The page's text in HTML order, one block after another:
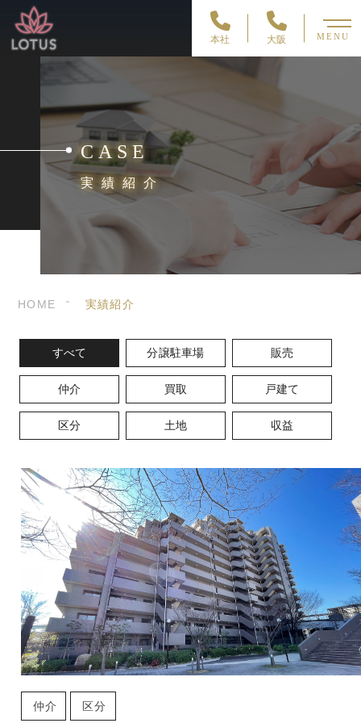
本社 大阪 MENU
CASE
実績紹介
HOME 実績紹介
すべて 分譲駐車場 販売
仲介 買取 戸建て
区分 土地 収益
仲介 区分